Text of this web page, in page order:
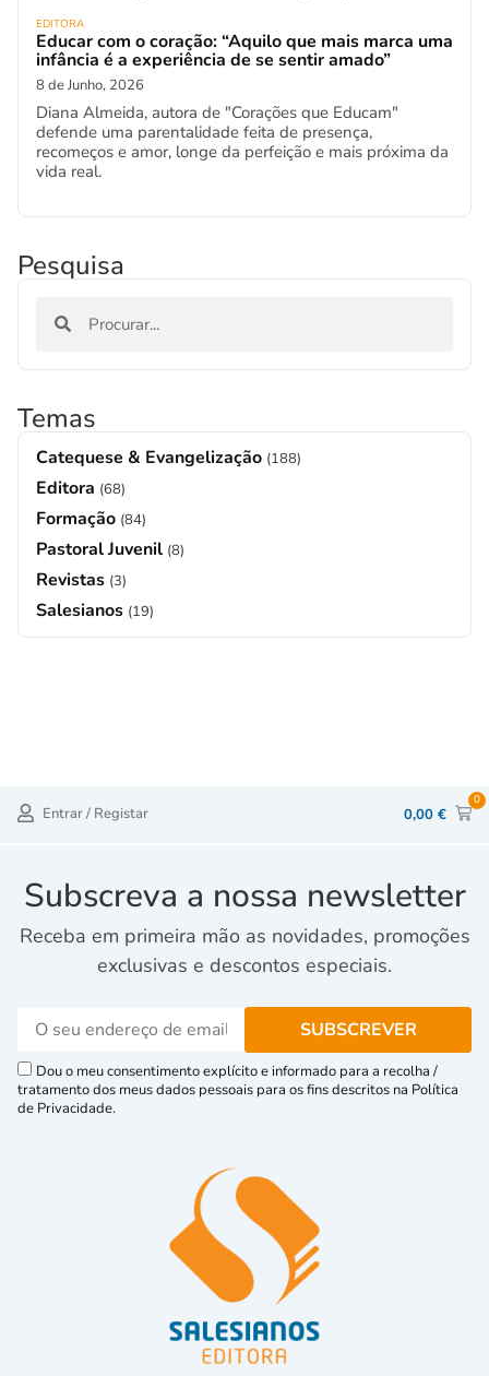
EDITORA
Educar com o coração: “Aquilo que mais marca uma
infância é a experiência de se sentir amado”
8 de Junho, 2026
Diana Almeida, autora de "Corações que Educam"
defende uma parentalidade feita de presença,
recomeços e amor, longe da perfeição e mais próxima da
vida real.
Pesquisa
Temas
Catequese & Evangelização (188)
Editora (68)
Formação (84)
Pastoral Juvenil (8)
Revistas (3)
Salesianos (19)
Entrar / Registar 0,00 €
0
Subscreva a nossa newsletter
Receba em primeira mão as novidades, promoções
exclusivas e descontos especiais.
Dou o meu consentimento explícito e informado para a recolha /
tratamento dos meus dados pessoais para os fins descritos na Política
de Privacidade.